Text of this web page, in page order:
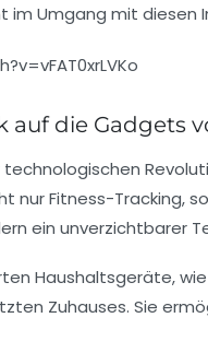
im Umgang mit
auf die Gadgets
technologischen
nur Fitness-Tracking,
ein unverzichtbarer
Haushaltsgeräte,
Zuhauses. Sie